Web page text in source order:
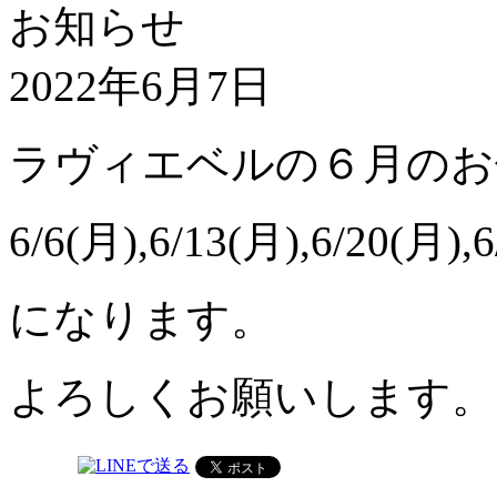
お知らせ
2022年6月7日
ラヴィエベルの６月の
6/6(月),6/13(月),6/20(月
になります。
よろしくお願いします。